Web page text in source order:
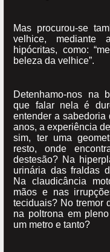
Mas procurou-se
velhice, mediante
hipócritas, como:
beleza da velhice”.
Detenhamo-nos na
que falar nela é
entender a sabedoria
anos, a experiência
sim, ter uma
resto, onde
destesão? Na
urinária das fraldas
Na claudicância
mãos e nas
teciduais? No tremor
na poltrona em
um metro e tanto?